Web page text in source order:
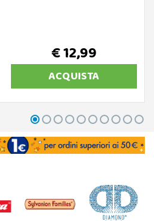
€ 12,99
ACQUISTA